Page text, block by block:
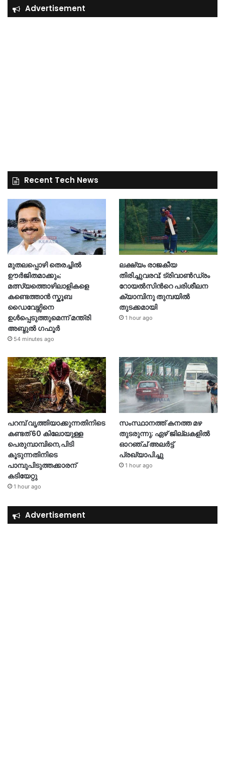
Advertisement
Recent Tech News
മുതലപ്പൊഴി തെരച്ചിൽ
ഊർജിതമാക്കും;
മത്സ്യത്തൊഴിലാളികളെ
കണ്ടെത്താൻ സ്കൂബ
ഡൈവേഴ്സിനെ
ഉൾപ്പെടുത്തുമെന്ന് മന്ത്രി
അബ്ദുൽ ഗഫൂർ
54 minutes ago
ലക്ഷ്യം രാജകീയ
തിരിച്ചുവരവ്; ട്രിവാൺഡ്രം
റോയൽസിന്‍റെ പരിശീലന
ക്യാമ്പിനു തുമ്പയില്‍
തുടക്കമായി
1 hour ago
പറമ്പ് വൃത്തിയാക്കുന്നതിനിടെ
കണ്ടത് 60 കിലോയുള്ള
പെരുമ്പാമ്പിനെ,പിടി
കൂടുന്നതിനിടെ
പാമ്പുപിടുത്തക്കാരന്
കടിയേറ്റു
1 hour ago
സംസ്ഥാനത്ത് കനത്ത മഴ
തുടരുന്നു; ഏഴ് ജില്ലകളിൽ
ഓറഞ്ച് അലർട്ട്
പ്രഖ്യാപിച്ചു
1 hour ago
Advertisement